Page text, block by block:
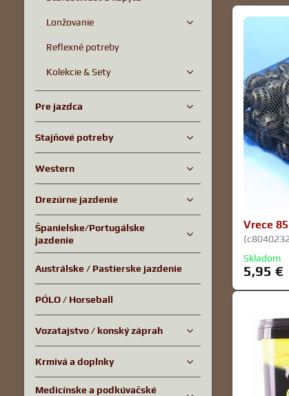
Vrece
Skladom
5,95 €
Lonžovanie
Reflexné potreby
Kolekcie & Sety
Pre jazdca
Stajňové potreby
Western
Drezúrne jazdenie
Španielske/Portugálske
jazdenie
Austrálske / Pastierske jazdenie
PÓLO / Horseball
Vozatajstvo / konský záprah
Krmivá a doplnky
Medicínske a podkúvačské